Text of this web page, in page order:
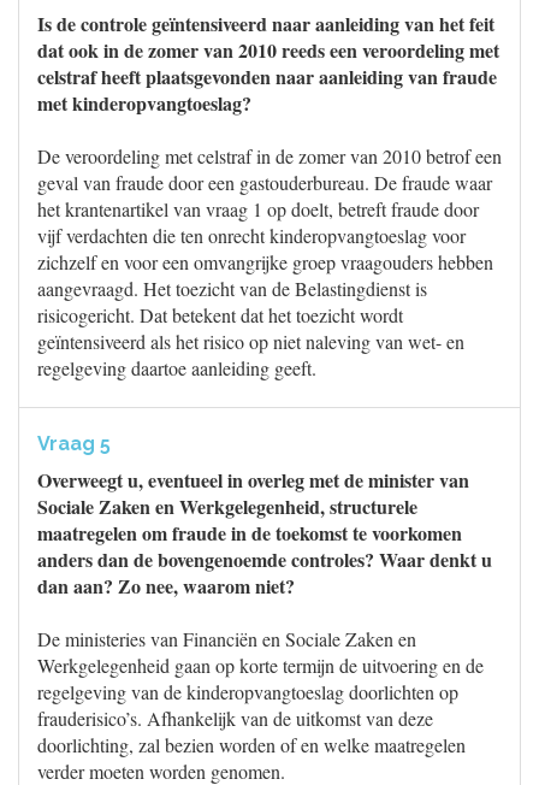
Is de controle geïntensiveerd naar aanleiding van het feit
dat ook in de zomer van 2010 reeds een veroordeling met
celstraf heeft plaatsgevonden naar aanleiding van fraude
met kinderopvangtoeslag?
De veroordeling met celstraf in de zomer van 2010 betrof een
geval van fraude door een gastouderbureau. De fraude waar
het krantenartikel van vraag 1 op doelt, betreft fraude door
vijf verdachten die ten onrecht kinderopvangtoeslag voor
zichzelf en voor een omvangrijke groep vraagouders hebben
aangevraagd. Het toezicht van de Belastingdienst is
risicogericht. Dat betekent dat het toezicht wordt
geïntensiveerd als het risico op niet naleving van wet- en
regelgeving daartoe aanleiding geeft.
Vraag 5
Overweegt u, eventueel in overleg met de minister van
Sociale Zaken en Werkgelegenheid, structurele
maatregelen om fraude in de toekomst te voorkomen
anders dan de bovengenoemde controles? Waar denkt u
dan aan? Zo nee, waarom niet?
De ministeries van Financiën en Sociale Zaken en
Werkgelegenheid gaan op korte termijn de uitvoering en de
regelgeving van de kinderopvangtoeslag doorlichten op
frauderisico’s. Afhankelijk van de uitkomst van deze
doorlichting, zal bezien worden of en welke maatregelen
verder moeten worden genomen.